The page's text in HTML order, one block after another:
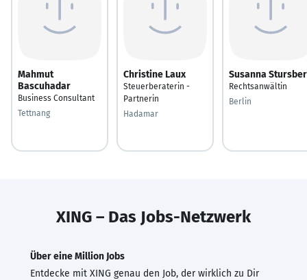
Mahmut
Bascuhadar
Business Consultant
Tettnang
Christine Laux
Steuerberaterin -
Partnerin
Hadamar
Susanna
Rechtsanwältin
Berlin
XING – Das Jobs-Netzwerk
Über eine Million Jobs
Entdecke mit XING genau den Job, der wirklich zu Dir